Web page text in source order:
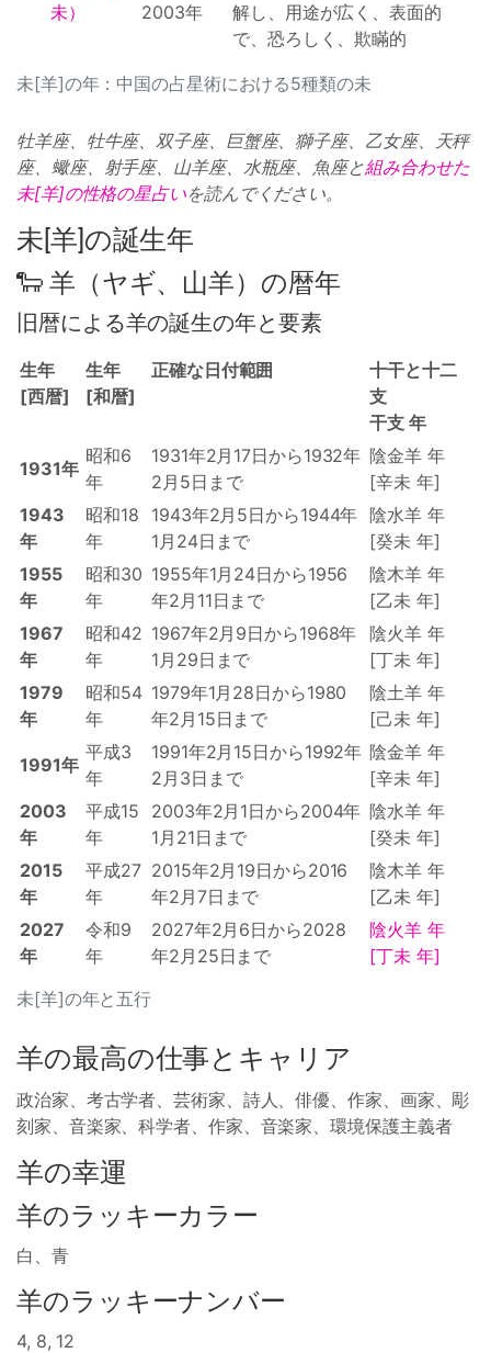
未[羊]の年：中国の占星術における5種類の未
未）
2003年
解し、用途が広く、表面的
で、恐ろしく、欺瞞的
牡羊座、牡牛座、双子座、巨蟹座、獅子座、乙女座、天秤
座、蠍座、射手座、山羊座、水瓶座、魚座と組み合わせた
未[羊]の性格の星占いを読んでください。
未[羊]の誕生年
🐑 羊（ヤギ、山羊）の暦年
旧暦による羊の誕生の年と要素
未[羊]の年と五行
生年
[西暦]
生年
[和暦]
正確な日付範囲
十干と十二
支
干支 年
1931年
昭和6
年
1931年2月17日から1932年
2月5日まで
陰金羊 年
[辛未 年]
1943
年
昭和18
年
1943年2月5日から1944年
1月24日まで
陰水羊 年
[癸未 年]
1955
年
昭和30
年
1955年1月24日から1956
年2月11日まで
陰木羊 年
[乙未 年]
1967
年
昭和42
年
1967年2月9日から1968年
1月29日まで
陰火羊 年
[丁未 年]
1979
年
昭和54
年
1979年1月28日から1980
年2月15日まで
陰土羊 年
[己未 年]
1991年
平成3
年
1991年2月15日から1992年
2月3日まで
陰金羊 年
[辛未 年]
2003
年
平成15
年
2003年2月1日から2004年
1月21日まで
陰水羊 年
[癸未 年]
2015
年
平成27
年
2015年2月19日から2016
年2月7日まで
陰木羊 年
[乙未 年]
2027
年
令和9
年
2027年2月6日から2028
年2月25日まで
陰火羊 年
[丁未 年]
羊の最高の仕事とキャリア
政治家、考古学者、芸術家、詩人、俳優、作家、画家、彫
刻家、音楽家、科学者、作家、音楽家、環境保護主義者
羊の幸運
羊のラッキーカラー
白、青
羊のラッキーナンバー
4, 8, 12